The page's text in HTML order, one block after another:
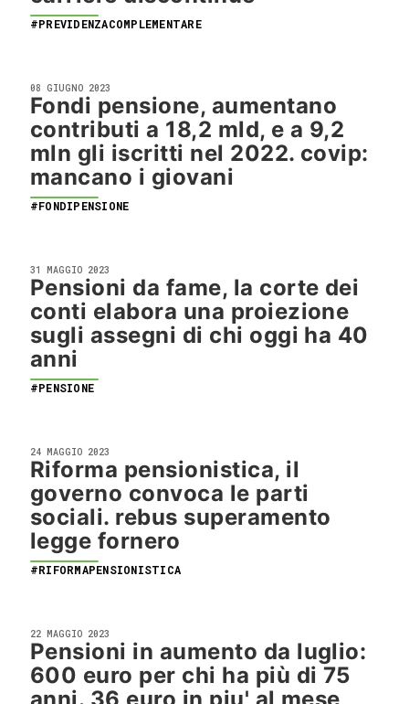
#PREVIDENZACOMPLEMENTARE
08 GIUGNO 2023
Fondi pensione, aumentano
contributi a 18,2 mld, e a 9,2
mln gli iscritti nel 2022. covip:
mancano i giovani
#FONDIPENSIONE
31 MAGGIO 2023
Pensioni da fame, la corte dei
conti elabora una proiezione
sugli assegni di chi oggi ha 40
anni
#PENSIONE
24 MAGGIO 2023
Riforma pensionistica, il
governo convoca le parti
sociali. rebus superamento
legge fornero
#RIFORMAPENSIONISTICA
22 MAGGIO 2023
Pensioni in aumento da luglio:
600 euro per chi ha più di 75